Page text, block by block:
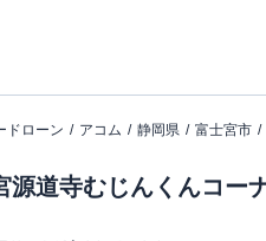
ドローン アコム 静岡県 富士宮市
源道寺むじんくんコー